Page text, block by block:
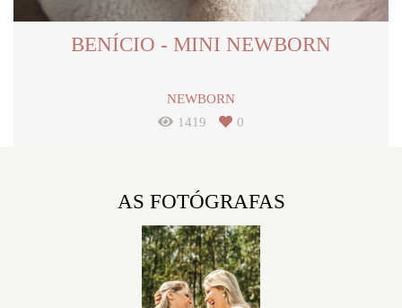
BENÍCIO - MINI NEWBORN
NEWBORN
1419
0
AS FOTÓGRAFAS